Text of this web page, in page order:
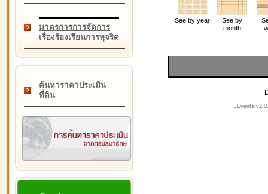
มาตรการการจัดการ
เรื่องร้องเรียนการทุจริต
ค้นหาราคาประเมิน
ที่ดิน
See by year
See by
month
JEvents